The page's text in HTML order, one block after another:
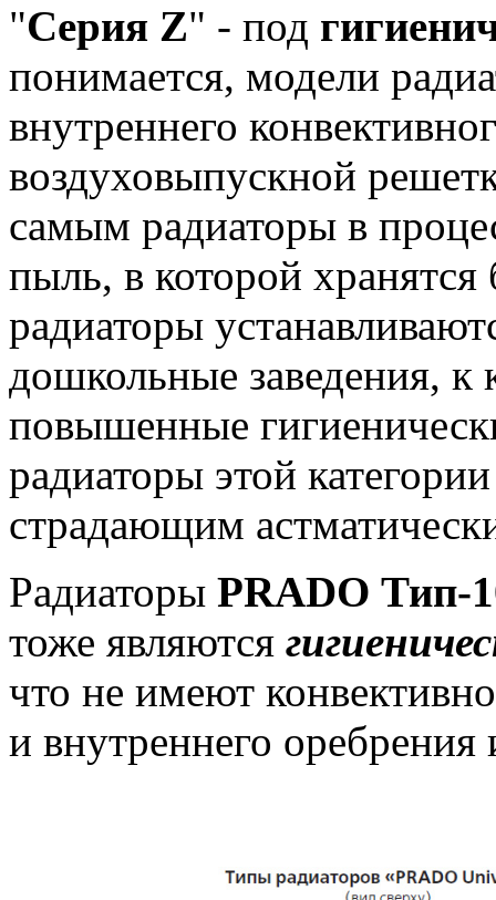
"Серия Z" - под
понимается, модели
внутреннего
воздуховыпускной
самым радиаторы в
пыль, в которой
радиаторы
дошкольные заведения, к
повышенные
радиаторы этой
страдающим
Радиаторы PRADO Тип-
тоже являются
что не имеют
и внутреннего